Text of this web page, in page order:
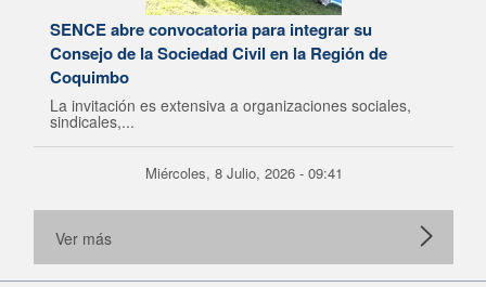
SENCE abre convocatoria para integrar su
Consejo de la Sociedad Civil en la Región de
Coquimbo
La invitación es extensiva a organizaciones sociales,
sindicales,...
Miércoles, 8 Julio, 2026 - 09:41
Ver más